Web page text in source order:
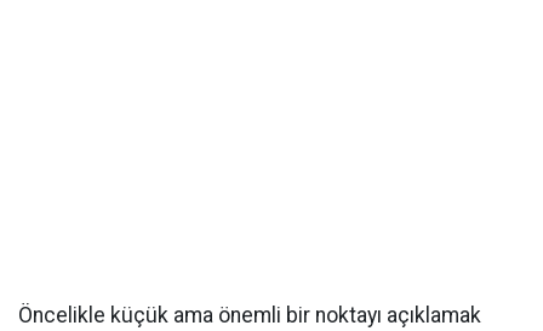
Öncelikle küçük ama önemli bir noktayı açıklamak